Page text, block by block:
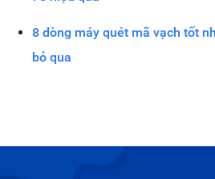
8 dòng máy quét mã vạch tốt
bỏ qua